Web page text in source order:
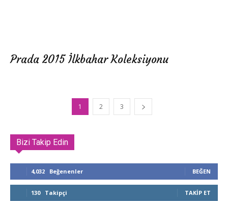
Prada 2015 İlkbahar Koleksiyonu
1 2 3
Bizi Takip Edin
4,032 Beğenenler BEĞEN
130 Takipçi TAKIP ET